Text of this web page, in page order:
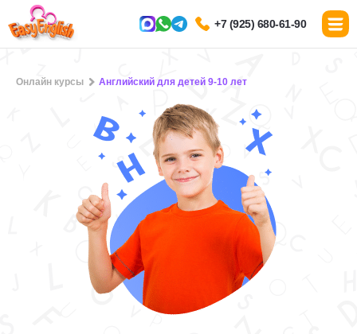
+7 (925) 680-61-90
Онлайн курсы Английский для детей 9-10 лет